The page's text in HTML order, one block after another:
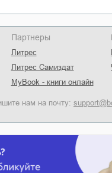
Партнеры
Литрес
Литрес Самиздат
MyBook - книги онлайн
нам на почту: